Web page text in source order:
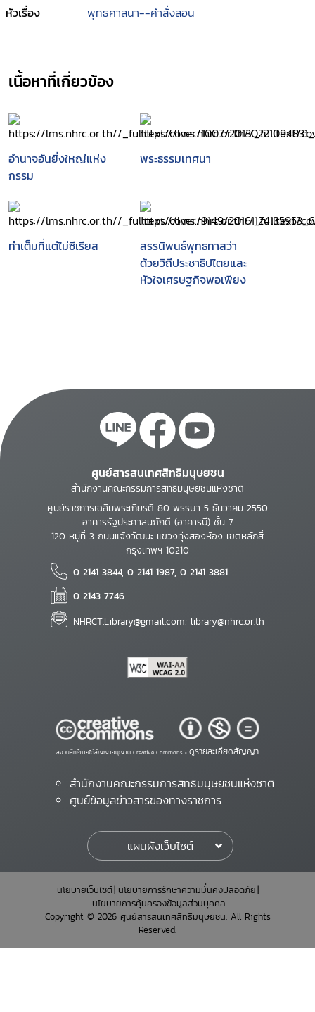
หัวเรื่อง พุทธศาสนา--คำสั่งสอน
เนื้อหาที่เกี่ยวข้อง
อำนาจอันยิ่งใหญ่แห่ง
กรรม
พระธรรมเทศนา
ทำเต็มที่แต่ไม่ซีเรียส
สรรนิพนธ์พุทธทาสว่า
ด้วยวิถีประชาธิปไตยและ
หัวใจเศรษฐกิจพอเพียง
ศูนย์สารสนเทศสิทธิมนุษยชน
สำนักงานคณะกรรมการสิทธิมนุษยชนแห่งชาติ
ศูนย์ราชการเฉลิมพระเกียรติ 80 พรรษา 5 ธันวาคม 2550
อาคารรัฐประศาสนภักดี (อาคารบี) ชั้น 7
120 หมู่ที่ 3 ถนนแจ้งวัฒนะ แขวงทุ่งสองห้อง เขตหลักสี่
กรุงเทพฯ 10210
0 2141 3844, 0 2141 1987, 0 2141 3881
0 2143 7746
NHRCT.Library@gmail.com; library@nhrc.or.th
สงวนสิทธิ์ภายใต้สัญญาอนุญาต Creative Commons • ดูรายละเอียดสัญญา
สำนักงานคณะกรรมการสิทธิมนุษยชนแห่งชาติ
ศูนย์ข้อมูลข่าวสารของทางราชการ
แผนผังเว็บไซต์
นโยบายเว็บไซต์ นโยบายการรักษาความมั่นคงปลอดภัย
นโยบายการคุ้มครองข้อมูลส่วนบุคคล
Copyright © 2026 ศูนย์สารสนเทศสิทธิมนุษยชน. All Rights
Reserved.